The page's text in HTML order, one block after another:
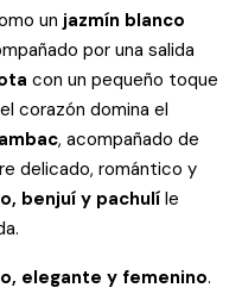
un jazmín blanco
por una salida
con un pequeño toque
corazón domina el
, acompañado de
delicado, romántico y
benjuí y pachulí le
elegante y femenino.